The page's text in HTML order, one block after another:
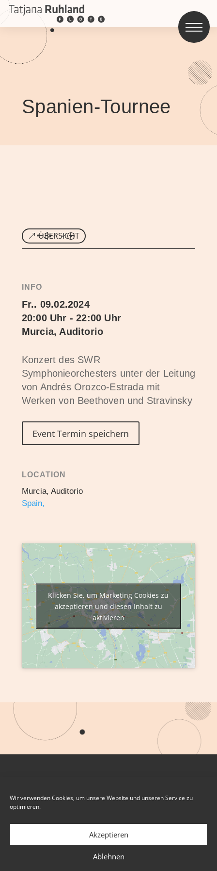
Wir verwenden Cookies, um unsere Website und unseren Service zu
optimieren.
Akzeptieren
Ablehnen
Spanien-Tournee
ÜBERSICHT
INFO
Fr.. 09.02.2024
20:00 Uhr - 22:00 Uhr
Murcia, Auditorio
Konzert des SWR
Symphonieorchesters unter der Leitung
von Andrés Orozco-Estrada mit
Werken von Beethoven und Stravinsky
Event Termin speichern
LOCATION
Murcia, Auditorio
Spain,
Klicken Sie, um Marketing Cookies zu
akzeptieren und diesen Inhalt zu
aktivieren